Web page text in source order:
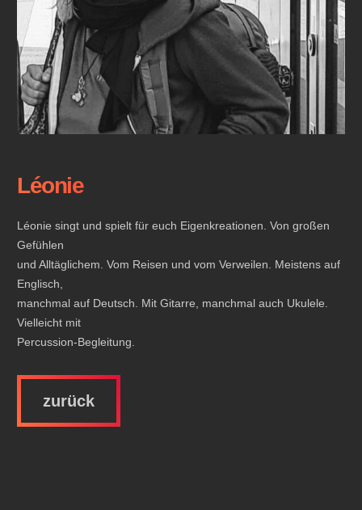
Léonie
Léonie singt und spielt für euch Eigenkreationen. Von großen
Gefühlen
und Alltäglichem. Vom Reisen und vom Verweilen. Meistens auf
Englisch,
manchmal auf Deutsch. Mit Gitarre, manchmal auch Ukulele.
Vielleicht mit
Percussion-Begleitung.
zurück